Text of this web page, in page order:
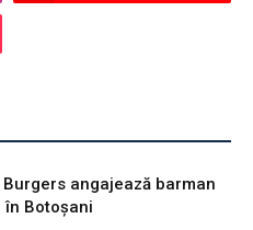
Burgers angajează barman
în Botoșani